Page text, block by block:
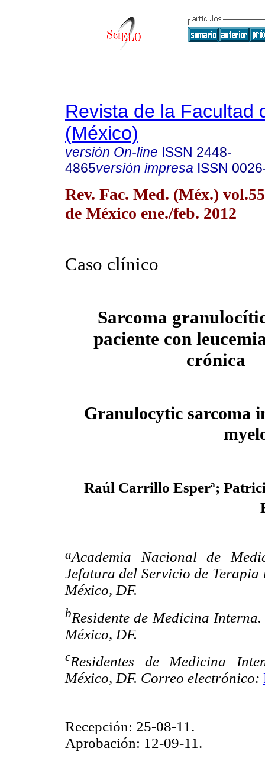
Revista de la Facultad
(México)
versión On-line ISSN 2448-
4865versión impresa ISSN
Rev. Fac. Med. (Méx.)
de México ene./feb. 2012
Caso clínico
Sarcoma
paciente con
crónica
Granulocytic sarcoma
Raúl Carrillo Esperª;
aAcademia Nacional de
Jefatura del Servicio de
México, DF.
bResidente de Medicina
México, DF.
cResidentes de Medicina
México, DF. Correo electrónico:
Recepción: 25-08-11.
Aprobación: 12-09-11.